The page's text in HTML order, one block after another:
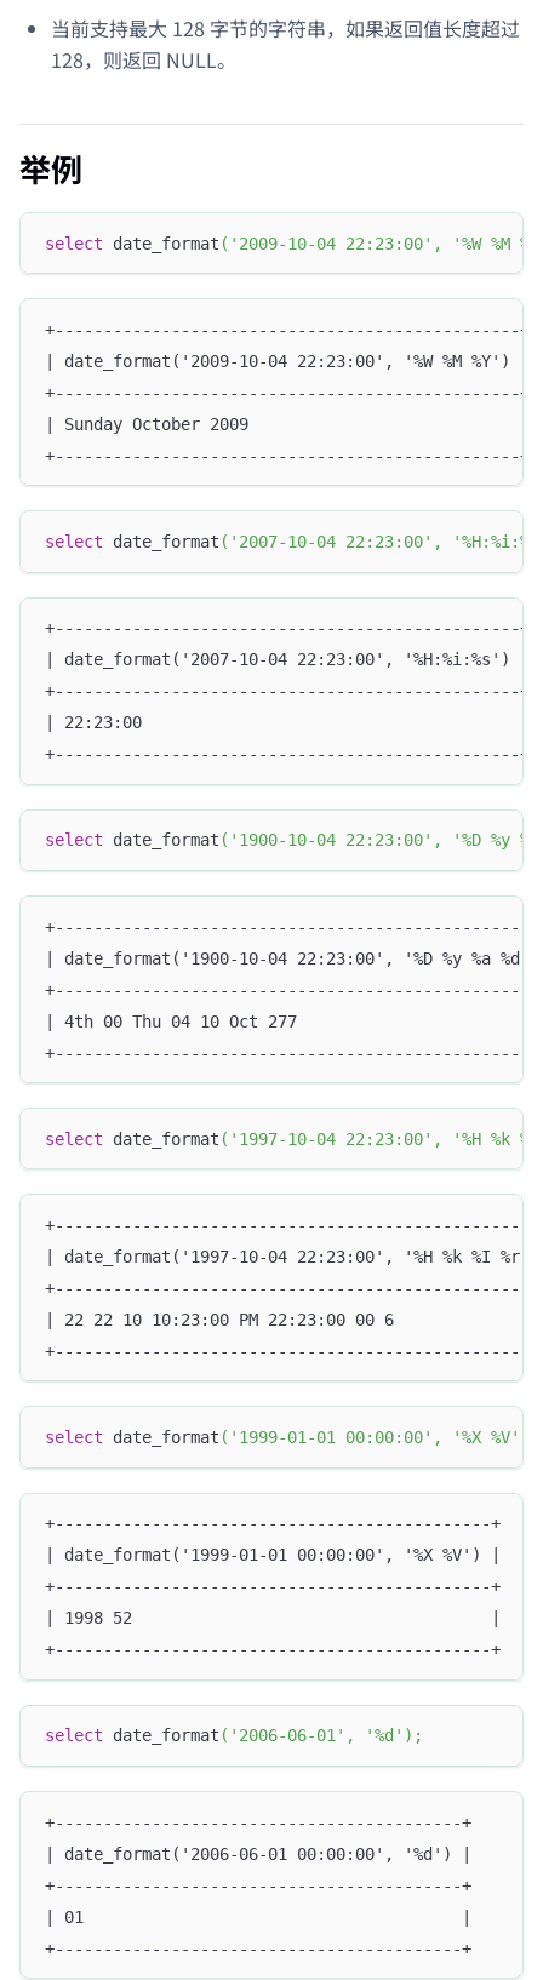
当前支持最大 128 字节的字符串，如果返回值长度超过
128，则返回 NULL。
举例
select date_format ( '2009-10-04 22:23:00' , '%W %M
+------------------------------------------------+
| date_format('2009-10-04 22:23:00', '%W %M %Y') |
+------------------------------------------------+
| Sunday October 2009                            |
+------------------------------------------------+
select date_format ( '2007-10-04 22:23:00' ,
+------------------------------------------------+
| date_format('2007-10-04 22:23:00', '%H:%i:%s') |
+------------------------------------------------+
| 22:23:00                                       |
+------------------------------------------------+
select date_format ( '1900-10-04 22:23:00' , '%D %y
| date_format('1900-10-04 22:23:00', '%D %y %a %d
| 4th 00 Thu 04 10 Oct 277
select date_format ( '1997-10-04 22:23:00' , '%H %k
| date_format('1997-10-04 22:23:00', '%H %k %I %r
| 22 22 10 10:23:00 PM 22:23:00 00 6
select date_format ( '1999-01-01 00:00:00' , '%X %V'
+---------------------------------------------+
| date_format('1999-01-01 00:00:00', '%X %V') |
+---------------------------------------------+
| 1998 52                                     |
+---------------------------------------------+
select date_format ( '2006-06-01' , '%d' ) ;
+------------------------------------------+
| date_format('2006-06-01 00:00:00', '%d') |
+------------------------------------------+
| 01                                       |
+------------------------------------------+